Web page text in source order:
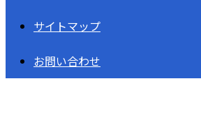
サイトマップ
お問い合わせ